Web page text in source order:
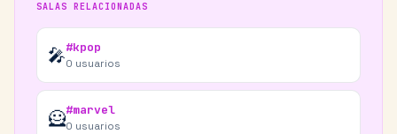
SALAS RELACIONADAS
🎤#kpop
0 usuarios
🦸#marvel
0 usuarios